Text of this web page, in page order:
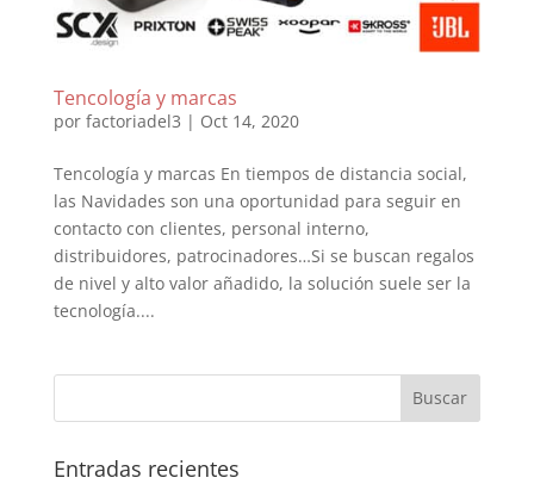
Tencología y marcas
por factoriadel3 | Oct 14, 2020
Tencología y marcas En tiempos de distancia social,
las Navidades son una oportunidad para seguir en
contacto con clientes, personal interno,
distribuidores, patrocinadores…Si se buscan regalos
de nivel y alto valor añadido, la solución suele ser la
tecnología....
Entradas recientes